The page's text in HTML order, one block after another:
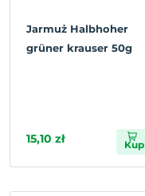
Jarmuż Halbhoher
grüner krauser 50g
15,10 zł Kup